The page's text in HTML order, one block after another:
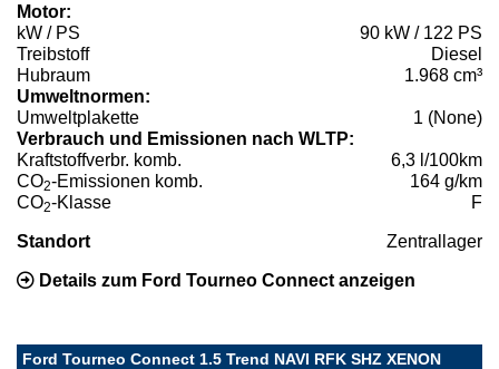
Motor:
kW / PS
90 kW / 122 PS
Treibstoff
Diesel
Hubraum
1.968 cm³
Umweltnormen:
Umweltplakette
1 (None)
Verbrauch und Emissionen nach WLTP:
Kraftstoffverbr. komb.
6,3 l/100km
CO2-Emissionen komb.
164 g/km
CO2-Klasse F
Standort Zentrallager
Details zum Ford Tourneo Connect anzeigen
Ford Tourneo Connect 1.5 Trend NAVI RFK SHZ XENON